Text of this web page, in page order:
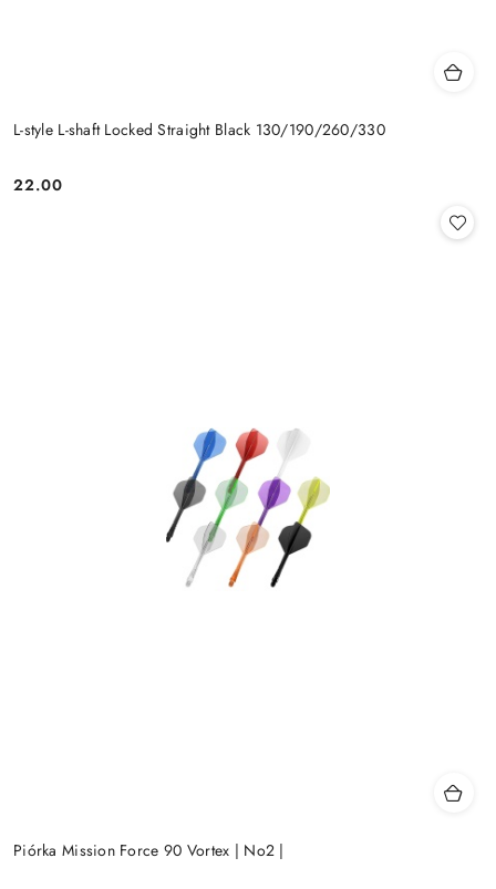
L-style L-shaft Locked Straight Black 130/190/260/330
Cena:
22.00
Piórka Mission Force 90 Vortex | No2 |